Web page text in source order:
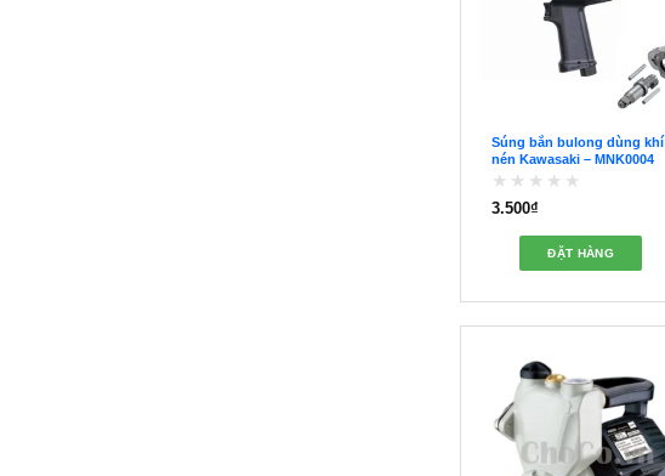
Súng bắn bulong dùng khí
nén Kawasaki – MNK0004
Được
sao
3.500₫
ĐẶT HÀNG